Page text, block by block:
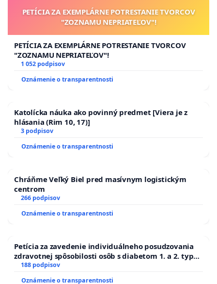
PETÍCIA ZA EXEMPLÁRNE POTRESTANIE TVORCOV
"ZOZNAMU NEPRIATEĽOV"!
PETÍCIA ZA EXEMPLÁRNE POTRESTANIE TVORCOV
"ZOZNAMU NEPRIATEĽOV"!
1 052 podpisov
Oznámenie o transparentnosti
Katolícka náuka ako povinný predmet [Viera je z
hlásania (Rim 10, 17)]
3 podpisov
Oznámenie o transparentnosti
Chráňme Veľký Biel pred masívnym logistickým
centrom
266 podpisov
Oznámenie o transparentnosti
Petícia za zavedenie individuálneho posudzovania
zdravotnej spôsobilosti osôb s diabetom 1. a 2. typu
pri prijímaní do Policajného zboru SR
188 podpisov
Oznámenie o transparentnosti